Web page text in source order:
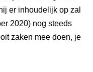
er inhoudelijk op zal
2020) nog steeds
zaken mee doen, je